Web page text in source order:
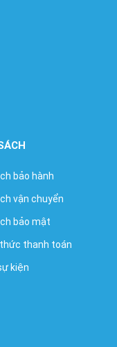
bảo hành
vận chuyển
bảo mật
thanh toán
kiện